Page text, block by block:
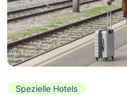
Spezielle Hotels